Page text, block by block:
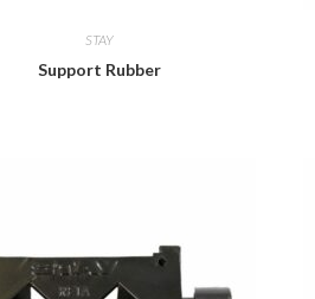
STAY
Support Rubber